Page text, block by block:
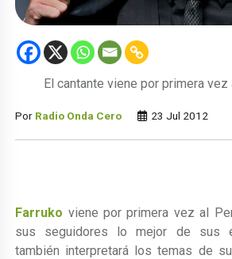
El cantante viene por primera vez
Por Radio Onda Cero 23 Jul 2012
Farruko viene por primera vez al
sus seguidores lo mejor de sus
también interpretará los temas de